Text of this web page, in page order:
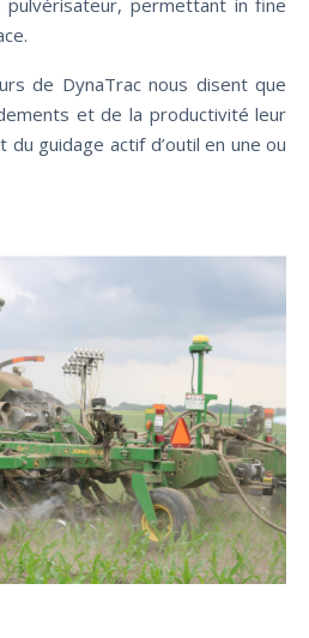
de DynaTrac nous disent que
et de la productivité leur
guidage actif d’outil en une ou